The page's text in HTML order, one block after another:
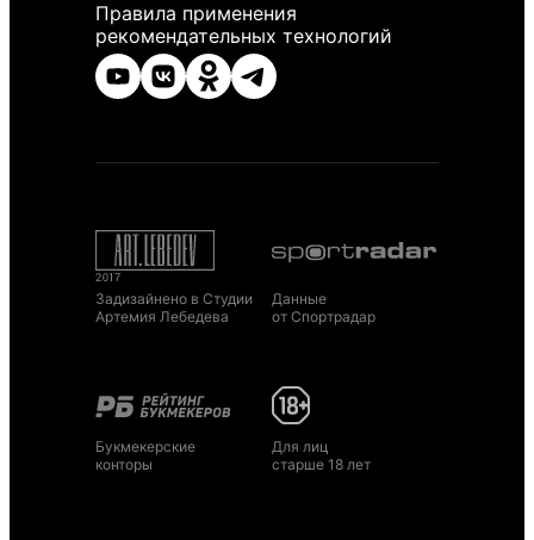
Правила применения
рекомендательных технологий
Задизайнено в Студии
Артемия Лебедева
Данные
от Спортрадар
Букмекерские
конторы
Для лиц
старше 18 лет